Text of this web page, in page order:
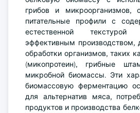
грибов и микроорганизмов,
питательные профили с
естественной
эффективным производством,
обработки организмов, таких
(микопротеин), грибные
микробной биомассы. Эти
биомассовую ферментацию
для альтернатив мяса,
продуктов и производства